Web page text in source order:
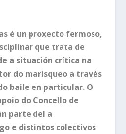
é un proxecto fermoso,
que trata de
a situación crítica na
do marisqueo a través
baile en particular. O
do Concello de
parte del a
e distintos colectivos